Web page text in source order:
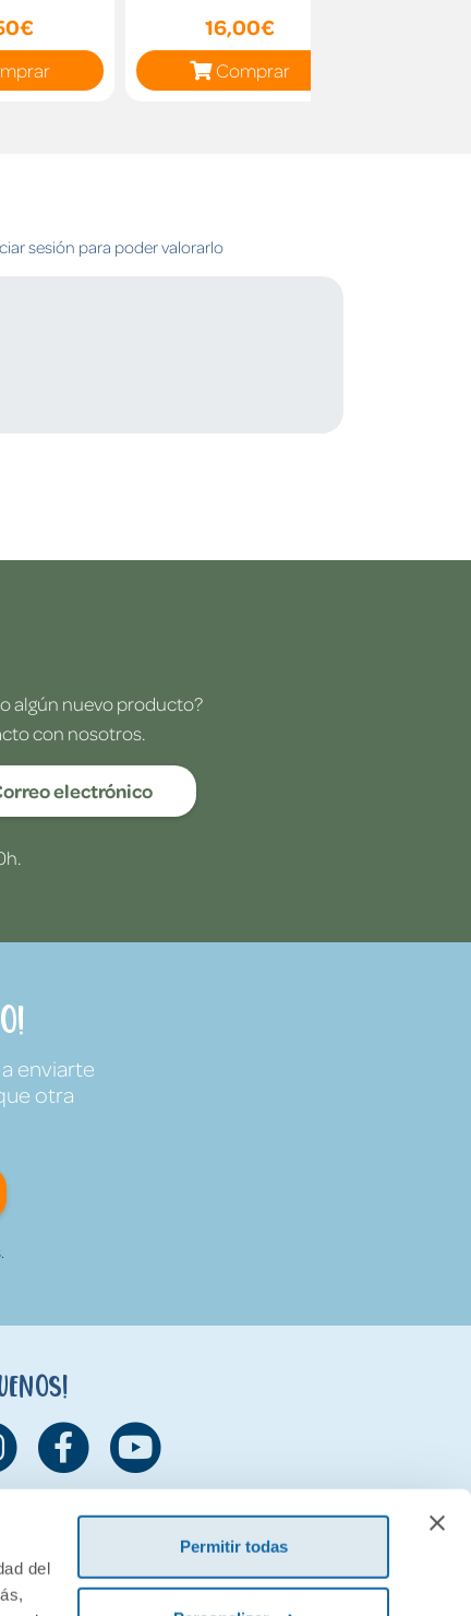
del
Permitir todas
16,00€
Comprar
sesión para poder valorarlo
algún nuevo producto?
con nosotros.
electrónico
enviarte
otra